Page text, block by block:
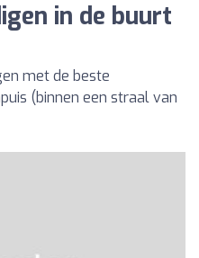
in de buurt
met de beste
(binnen een straal van